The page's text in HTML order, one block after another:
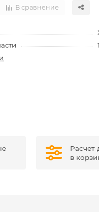
В сравнение
Расчет
в